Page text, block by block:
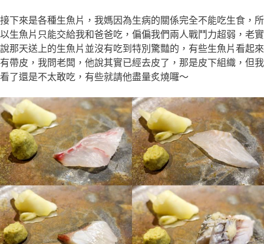
接下來是各種生魚片，我媽因為生病的關係完全不能吃生食，所
以生魚片只能交給我和爸爸吃，偏偏我們兩人戰鬥力超弱，老實
說那天送上的生魚片並沒有吃到特別驚豔的，有些生魚片看起來
有帶皮，我問老闆，他說其實已經去皮了，那是皮下組織，但我
看了還是不太敢吃，有些就請他盡量炙燒囉～